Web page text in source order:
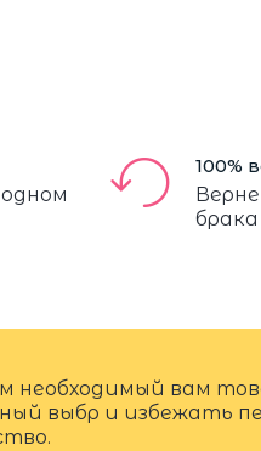
100%
брака
необходимый вам
выбр и избежать